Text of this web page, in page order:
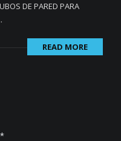
DE PARED PARA
READ MORE